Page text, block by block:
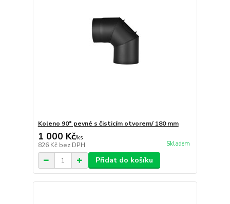
Koleno 90° pevné s čisticím otvorem/ 180 mm
1 000 Kč/ks
826 Kč bez DPH Skladem
Přidat do košíku